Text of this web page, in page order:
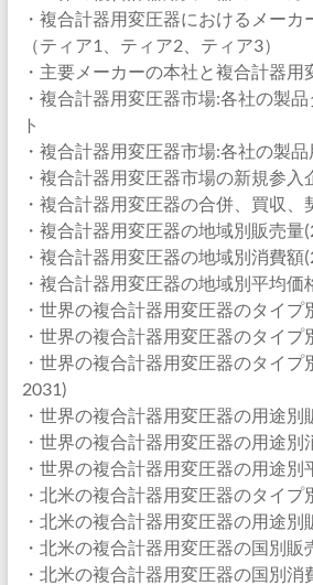
・複合計器用変圧器におけるメー
（ティア1、ティア2、ティア3）
・主要メーカーの本社と複合計器用
・複合計器用変圧器市場:各社の製
ト
・複合計器用変圧器市場:各社の製
・複合計器用変圧器市場の新規参入
・複合計器用変圧器の合併、買収、
・複合計器用変圧器の地域別販売量
・複合計器用変圧器の地域別消費額
・複合計器用変圧器の地域別平均価
・世界の複合計器用変圧器のタイ
・世界の複合計器用変圧器のタイ
・世界の複合計器用変圧器のタイ
2031)
・世界の複合計器用変圧器の用途
・世界の複合計器用変圧器の用途
・世界の複合計器用変圧器の用途
・北米の複合計器用変圧器のタイ
・北米の複合計器用変圧器の用途
・北米の複合計器用変圧器の国別販
・北米の複合計器用変圧器の国別消